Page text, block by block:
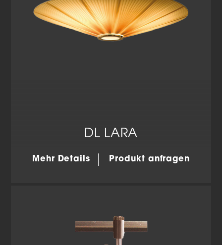
DL LARA
Mehr Details Produkt anfragen